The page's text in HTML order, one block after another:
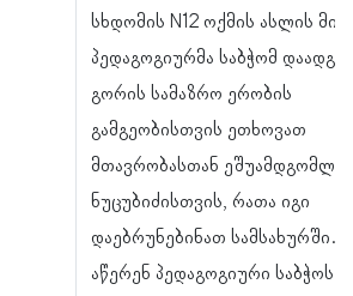
სხდომის N12 ოქმის ასლის
პედაგოგიურმა საბჭომ
გორის სამაზრო ერობის
გამგეობისთვის ეთხოვათ
მთავრობასთან ეშუამდგომლა
ნუცუბიძისთვის, რათა იგი
დაებრუნებინათ სამსახურში.
აწერენ პედაგოგიური საბჭოს